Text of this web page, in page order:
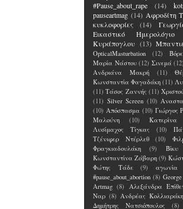
#Pause_about_rape
(14)
pauseartmag (14) Αφροδίτη
κυκλοφορίες
(14)
Εικαστικό Ημερολόγιο
Κυράπογλου (13)
OpticalMasturbation (12)
Μαρία Νάστου (12) Σινεμά (12)
Ανδριάνα Μακρή
(11)
Κωνσταντία Φαγαδάκη (11)
(11) Τάσος Ζαννής (11)
(11) Silver Screen (10)
(10) Απόσπασμα (10) Γιώργος
Μαλούνη
(10) Κατερίνα
Λυσίμαχος Τίγκας
(10)
Τζένιφερ Ντέρλεθ
(10)
Φραγκιαδουλάκη
(9) Βίκυ
Κωνσταντίνα Ζάβαρη (9)
Φώτης Τάδε
(9) αγωνία
#pause_about_abortion (8)
Artmag (8) Αλεξάνδρα
Ναρ (8) Ανδρέας
Δημήτρης Νατσιόπουλος
(8)